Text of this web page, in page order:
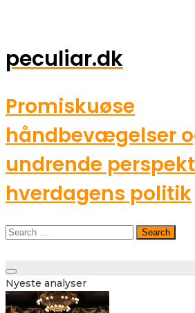
peculiar.dk
Promiskuøse
håndbevægelser
undrende
hverdagens politik
Search
Toggle
navigation
Nyeste analyser